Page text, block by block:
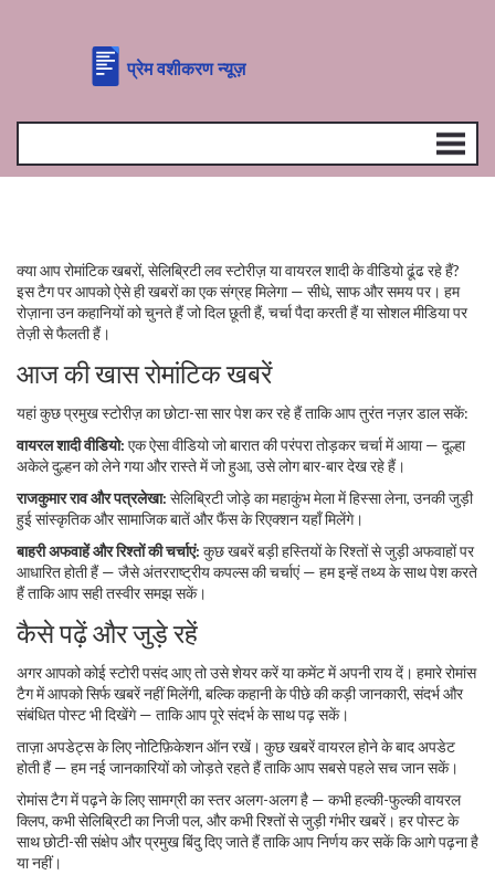
क्या आप रोमांटिक खबरों, सेलिब्रिटी लव स्टोरीज़ या वायरल शादी के वीडियो ढूंढ रहे हैं?
इस टैग पर आपको ऐसे ही खबरों का एक संग्रह मिलेगा — सीधे, साफ और समय पर। हम
रोज़ाना उन कहानियों को चुनते हैं जो दिल छूती हैं, चर्चा पैदा करती हैं या सोशल मीडिया पर
तेज़ी से फैलती हैं।
आज की खास रोमांटिक खबरें
यहां कुछ प्रमुख स्टोरीज़ का छोटा-सा सार पेश कर रहे हैं ताकि आप तुरंत नज़र डाल सकें:
वायरल शादी वीडियो: एक ऐसा वीडियो जो बारात की परंपरा तोड़कर चर्चा में आया — दूल्हा
अकेले दुल्हन को लेने गया और रास्ते में जो हुआ, उसे लोग बार-बार देख रहे हैं।
राजकुमार राव और पत्रलेखा: सेलिब्रिटी जोड़े का महाकुंभ मेला में हिस्सा लेना, उनकी जुड़ी
हुई सांस्कृतिक और सामाजिक बातें और फैंस के रिएक्शन यहाँ मिलेंगे।
बाहरी अफवाहें और रिश्तों की चर्चाएं: कुछ खबरें बड़ी हस्तियों के रिश्तों से जुड़ी अफवाहों पर
आधारित होती हैं — जैसे अंतरराष्ट्रीय कपल्स की चर्चाएं — हम इन्हें तथ्य के साथ पेश करते
हैं ताकि आप सही तस्वीर समझ सकें।
कैसे पढ़ें और जुड़े रहें
अगर आपको कोई स्टोरी पसंद आए तो उसे शेयर करें या कमेंट में अपनी राय दें। हमारे रोमांस
टैग में आपको सिर्फ खबरें नहीं मिलेंगी, बल्कि कहानी के पीछे की कड़ी जानकारी, संदर्भ और
संबंधित पोस्ट भी दिखेंगे — ताकि आप पूरे संदर्भ के साथ पढ़ सकें।
ताज़ा अपडेट्स के लिए नोटिफ़िकेशन ऑन रखें। कुछ खबरें वायरल होने के बाद अपडेट
होती हैं — हम नई जानकारियों को जोड़ते रहते हैं ताकि आप सबसे पहले सच जान सकें।
रोमांस टैग में पढ़ने के लिए सामग्री का स्तर अलग-अलग है — कभी हल्की-फुल्की वायरल
क्लिप, कभी सेलिब्रिटी का निजी पल, और कभी रिश्तों से जुड़ी गंभीर खबरें। हर पोस्ट के
साथ छोटी-सी संक्षेप और प्रमुख बिंदु दिए जाते हैं ताकि आप निर्णय कर सकें कि आगे पढ़ना है
या नहीं।